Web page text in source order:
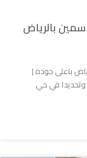
بالرياض
باعلى جودة |
وتحديدا في حي